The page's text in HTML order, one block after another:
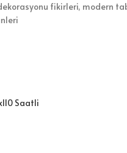
fikirleri, modern